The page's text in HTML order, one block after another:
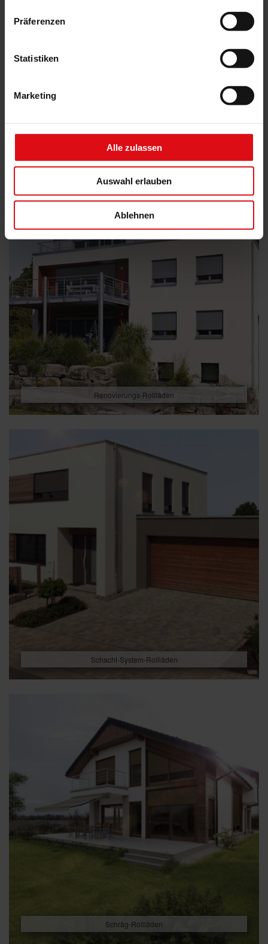
Präferenzen
Statistiken
Marketing
Alle zulassen
Auswahl erlauben
Ablehnen
Renovierungs-Rollläden
Schacht-System-Rollläden
Schräg-Rollläden